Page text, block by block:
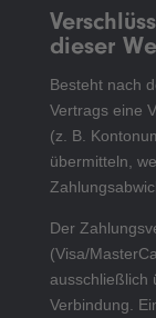
dieser
Besteht nach
Vertrags eine
(z. B.
übermitteln,
Der
(Visa/
ausschließlich
Verbindung.